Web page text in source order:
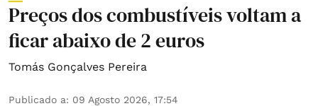
Preços dos combustíveis voltam a
ficar abaixo de 2 euros
Tomás Gonçalves Pereira
Publicado a: 09 Agosto 2026, 17:54